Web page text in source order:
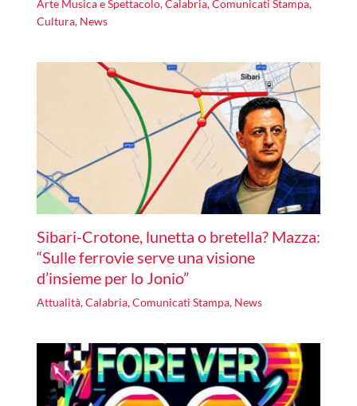
Arte Musica e Spettacolo,Calabria,Comunicati Stampa,
Cultura, News
Sibari-Crotone, lunetta o bretella? Mazza:
“Sulle ferrovie serve una visione
d’insieme per lo Jonio”
Attualità,Calabria,Comunicati Stampa, News